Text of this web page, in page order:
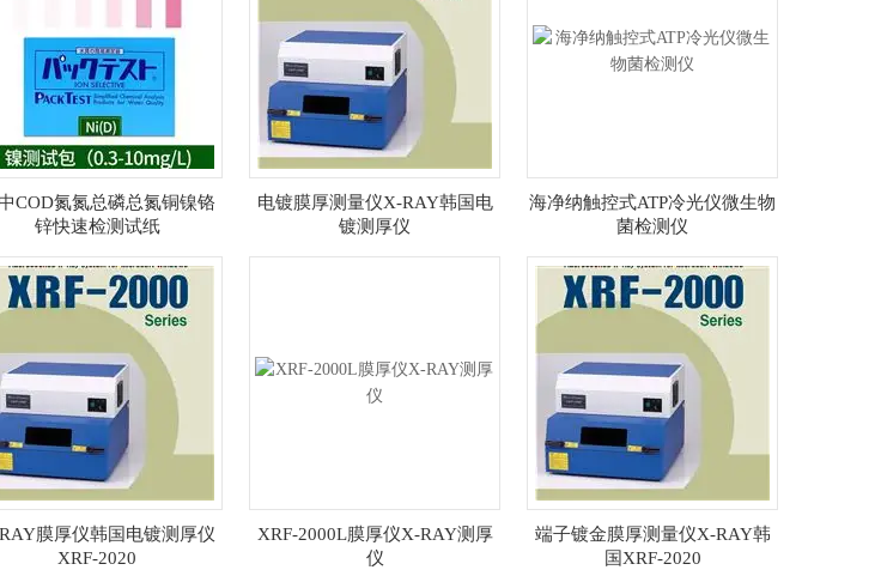
COD氮氮总磷总氮铜镍铬
锌快速检测试纸
电镀膜厚测量仪X-RAY韩国电
镀测厚仪
海净纳触控式ATP冷光仪微生物
菌检测仪
膜厚仪韩国电镀测厚仪
XRF-2020
XRF-2000L膜厚仪X-RAY测厚
仪
端子镀金膜厚测量仪X-RAY韩
国XRF-2020